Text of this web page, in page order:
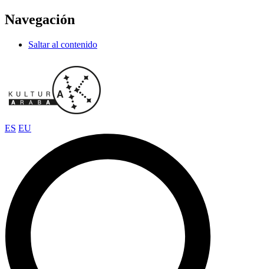
Navegación
Saltar al contenido
ES EU